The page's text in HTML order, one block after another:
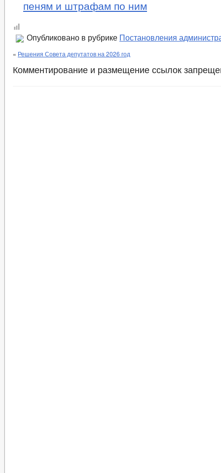
пеням и штрафам по ним
Опубликовано в рубрике Постановления
« Решения Совета депутатов на 2026 год
Комментирование и размещение ссылок